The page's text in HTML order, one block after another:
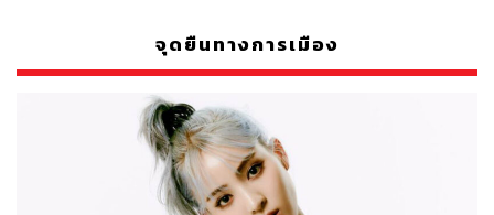
จุดยืนทางการเมือง